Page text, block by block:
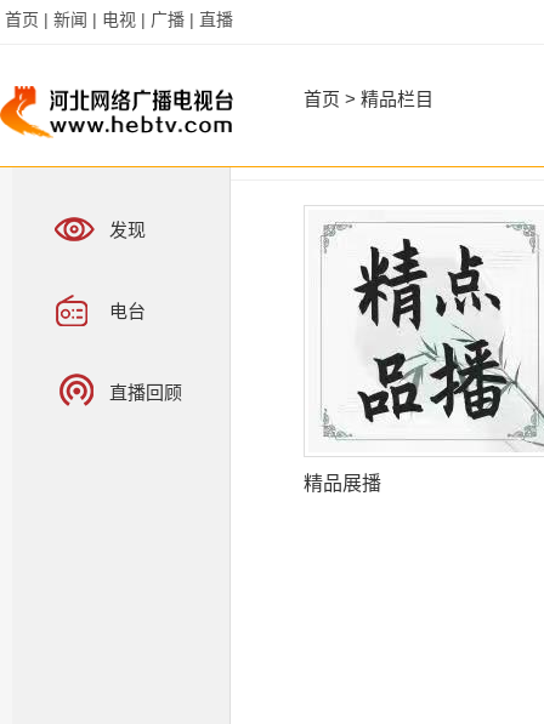
首页 | 新闻 | 电视 | 广播 | 直播
首页 > 精品栏目
发现
电台
直播回顾
精品展播